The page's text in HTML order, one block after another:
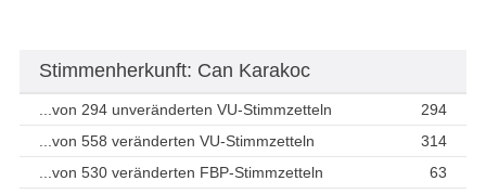
Stimmenherkunft: Can Karakoc
...von 294 unveränderten VU-Stimmzetteln
294
...von 558 veränderten VU-Stimmzetteln
314
...von 530 veränderten FBP-Stimmzetteln
63